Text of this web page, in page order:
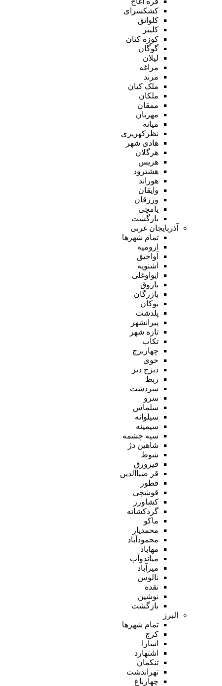
کشکسرای
کلوانق
کلیبر
کوزه کنان
گوگان
لیلان
مراغه
مرند
ملک کیان
ملکان
ممقان
مهربان
میانه
نظرکهریزی
هادی شهر
هرگلان
هریس
هشترود
هوراند
وایقان
ورزقان
یامچی
بازگشت
آذربایجان غربی
تمام شهر‌ها
ارومیه
آواجیق
اشنویه
ایواوغلی
باروق
بازرگان
بوکان
پلدشت
پیرانشهر
تازه شهر
تکاب
چهاربرج
خوی
دیزج دیز
ربط
سردشت
سرو
سلماس
سیلوانه
سیمینه
سیه چشمه
شاهین دژ
شوط
فیرورق
قر ضیاالدین
قطور
قوشچی
کشاورز
گردکشانه
ماکو
محمدیار
محمودآباد
مهاباد
میاندوآب
میرآباد
نالوس
نقده
نوشین
بازگشت
البرز
تمام شهر‌ها
کرج
اسارا
اشتهارد
تنکمان
تهراندشت
چهارباغ